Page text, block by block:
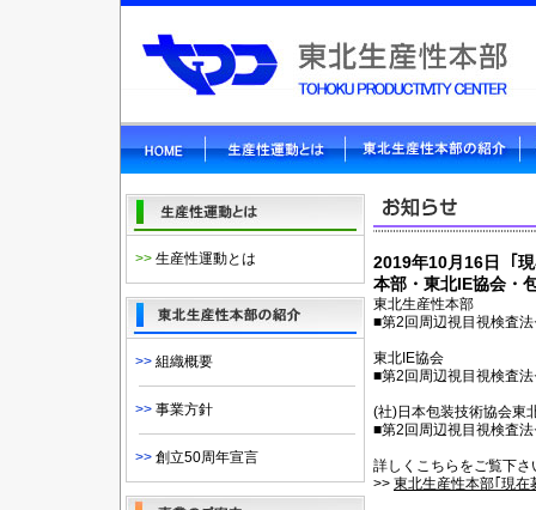
>> 生産性運動とは
>> 組織概要
>> 事業方針
>> 創立50周年宣言
2019年10月16日 ｢
本部・東北IE協会・
東北生産性本部
■第2回周辺視目視検査
東北IE協会
■第2回周辺視目視検査
(社)日本包装技術協会東
■第2回周辺視目視検査
詳しくこちらをご覧下さ
>> 東北生産性本部｢現在